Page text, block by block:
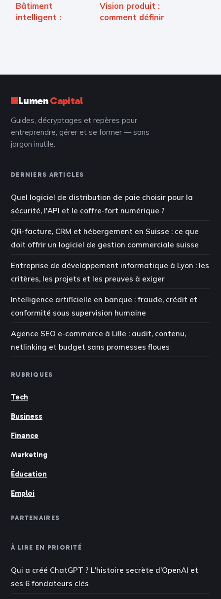
Bâtiment
intelligent :
gestion
Vision produit :
comment définir
LumenCapital
Guides, décryptages et repères pour
entreprendre, gérer et se former — sans
jargon inutile.
DERNIERS ARTICLES
Quel logiciel de distribution de paie choisir pour la
sécurité, l'API et le coffre-fort numérique ?
QR-facture, CRM et hébergement en Suisse : ce que
doit offrir un logiciel de gestion commerciale suisse
Entreprise de développement informatique à Lyon : les
critères, les projets et les preuves à exiger
Intelligence artificielle en banque : fraude, crédit et
conformité sous supervision humaine
Agence SEO e-commerce à Lille : audit, contenu,
netlinking et budget sans promesses floues
RUBRIQUES
Tech
Business
Finance
Marketing
Éducation
Emploi
PARTENAIRES
À LIRE EN PRIORITÉ
Qui a créé ChatGPT ? L'histoire secrète d'OpenAI et
ses 6 fondateurs clés